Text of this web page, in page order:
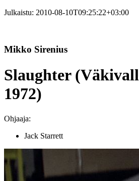
Julkaistu: 2010-08-10T09:25:22+03:00
Mikko Sirenius
Slaughter
1972)
Ohjaaja:
Jack Starrett